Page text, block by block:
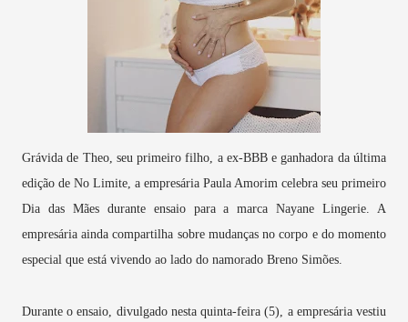
Grávida de Theo, seu primeiro filho, a ex-BBB e ganhadora da última
edição de No Limite, a empresária Paula Amorim celebra seu primeiro
Dia das Mães durante ensaio para a marca Nayane Lingerie. A
empresária ainda compartilha sobre mudanças no corpo e do momento
especial que está vivendo ao lado do namorado Breno Simões.
Durante o ensaio, divulgado nesta quinta-feira (5), a empresária vestiu